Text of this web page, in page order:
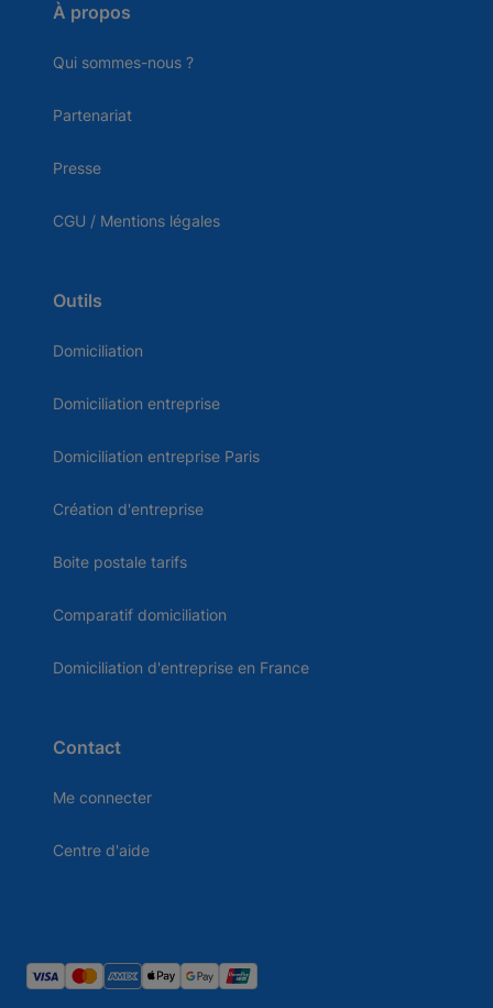
À propos
Qui sommes-nous ?
Partenariat
Presse
CGU / Mentions légales
Outils
Domiciliation
Domiciliation entreprise
Domiciliation entreprise Paris
Création d'entreprise
Boite postale tarifs
Comparatif domiciliation
Domiciliation d'entreprise en France
Contact
Me connecter
Centre d'aide